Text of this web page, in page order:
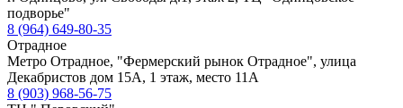
подворье"
8 (964) 649-80-35
Отрадное
Метро Отрадное, "Фермерский рынок Отрадное", улица
Декабристов дом 15А, 1 этаж, место 11А
8 (903) 968-56-75